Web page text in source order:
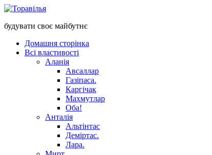
будувати своє майбутнє
Домашня сторінка
Всі властивості
Аланія
Авсаллар
Газіпаса.
Каргічак
Махмутлар
Оба!
Анталія
Альтінтас
Деміртас.
Лара.